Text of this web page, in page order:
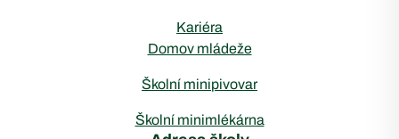
Kariéra
Domov mládeže
Školní minipivovar
Školní minimlékárna